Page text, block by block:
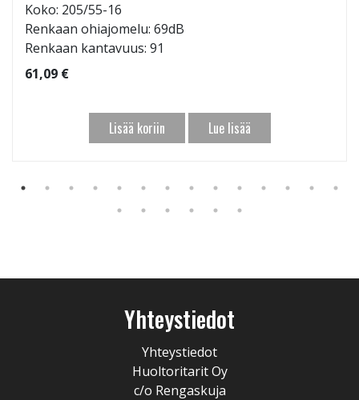
Koko: 205/55-16
Renkaan ohiajomelu: 69dB
Renkaan kantavuus: 91
61,09 €
Lisää koriin Lue lisää
Yhteystiedot
Yhteystiedot
Huoltoritarit Oy
c/o Rengaskuja